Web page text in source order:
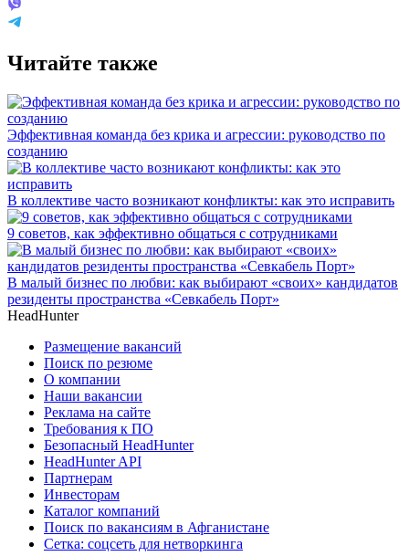
Читайте также
Эффективная команда без крика и агрессии: руководство по
созданию
В коллективе часто возникают конфликты: как это исправить
9 советов, как эффективно общаться с сотрудниками
В малый бизнес по любви: как выбирают «своих» кандидатов
резиденты пространства «Севкабель Порт»
HeadHunter
Размещение вакансий
Поиск по резюме
О компании
Наши вакансии
Реклама на сайте
Требования к ПО
Безопасный HeadHunter
HeadHunter API
Партнерам
Инвесторам
Каталог компаний
Поиск по вакансиям в Афганистане
Сетка: соцсеть для нетворкинга